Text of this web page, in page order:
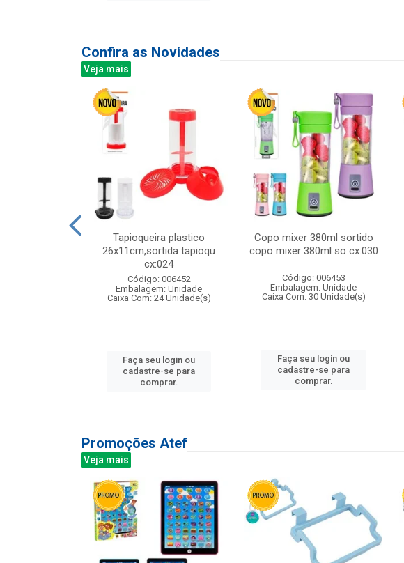
Confira as Novidades
Veja mais
Tapioqueira plastico
26x11cm,sortida tapioqu
cx:024
Código: 006452
Embalagem: Unidade
Caixa Com: 24 Unidade(s)
Faça seu login ou
cadastre-se para
comprar.
Copo mixer 380ml sortido
copo mixer 380ml so cx:030
Código: 006453
Embalagem: Unidade
Caixa Com: 30 Unidade(s)
Faça seu login ou
cadastre-se para
comprar.
Promoções Atef
Veja mais